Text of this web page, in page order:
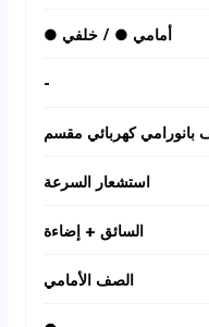
أمامي ● / خلفي ●
-
كهربائي مقسم
استشعار السرعة
السائق + إضاءة
الصف الأمامي